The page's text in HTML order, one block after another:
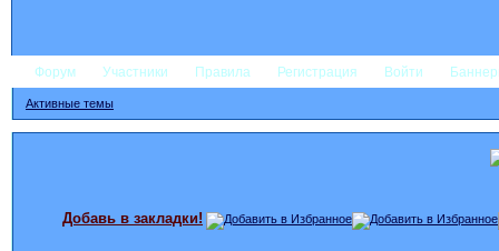
Форум Участники Правила Регистрация Войти
Активные темы
Добавь в закладки!